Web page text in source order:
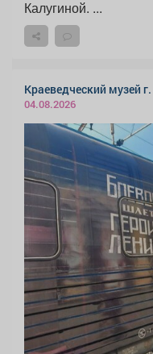
Калугиной. ...
Краеведческий музей
04.08.2026